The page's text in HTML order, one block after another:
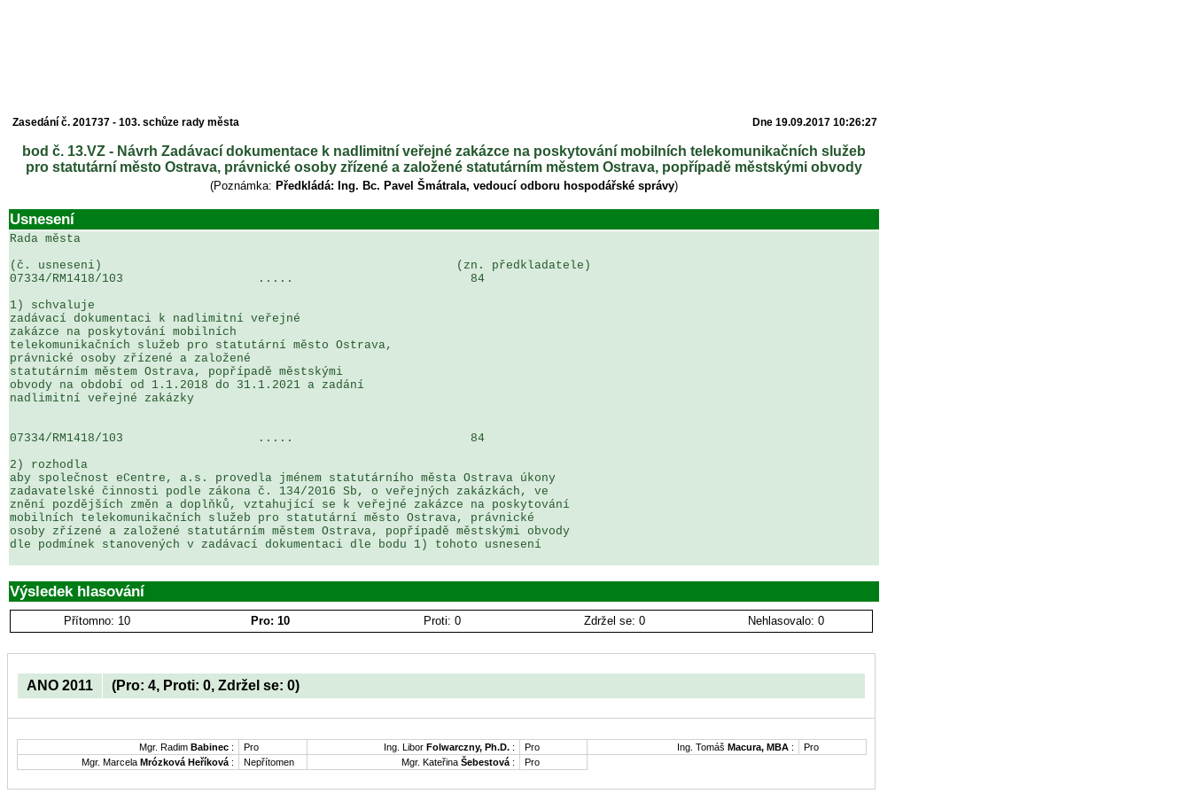
Zasedání č. 201737 - 103. schůze rady města Dne 19.09.2017 10:26:27
bod č. 13.VZ - Návrh Zadávací dokumentace k nadlimitní veřejné zakázce na poskytování mobilních telekomunikačních služeb
pro statutární město Ostrava, právnické osoby zřízené a založené statutárním městem Ostrava, popřípadě městskými obvody
(Poznámka: Předkládá: Ing. Bc. Pavel Šmátrala, vedoucí odboru hospodářské správy)
Usnesení
Rada města
(č. usneseni)                                                  (zn. předkladatele)
07334/RM1418/103                   .....                         84
1) schvaluje
zadávací dokumentaci k nadlimitní veřejné
zakázce na poskytování mobilních
telekomunikačních služeb pro statutární město Ostrava,
právnické osoby zřízené a založené
statutárním městem Ostrava, popřípadě městskými
obvody na období od 1.1.2018 do 31.1.2021 a zadání
nadlimitní veřejné zakázky
07334/RM1418/103                   .....                         84
2) rozhodla
aby společnost eCentre, a.s. provedla jménem statutárního města Ostrava úkony
zadavatelské činnosti podle zákona č. 134/2016 Sb, o veřejných zakázkách, ve
znění pozdějších změn a doplňků, vztahující se k veřejné zakázce na poskytování
mobilních telekomunikačních služeb pro statutární město Ostrava, právnické
osoby zřízené a založené statutárním městem Ostrava, popřípadě městskými obvody
dle podmínek stanovených v zadávací dokumentaci dle bodu 1) tohoto usnesení
Výsledek hlasování
Přítomno: 10 Pro: 10 Proti: 0 Zdržel se: 0 Nehlasovalo: 0
ANO 2011 (Pro: 4, Proti: 0, Zdržel se: 0)
Mgr. Radim Babinec : Pro Ing. Libor Folwarczny, Ph.D. : Pro Ing. Tomáš Macura, MBA :
Pro
Mgr. Marcela Mrózková Heříková : Nepřítomen Mgr. Kateřina Šebestová : Pro